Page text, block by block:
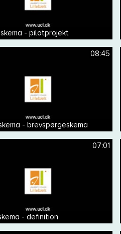
- pilotprojekt
08:45
- brevspørgeskema
07:01
- definition